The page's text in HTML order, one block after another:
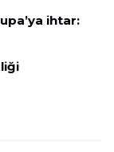
ihtar: